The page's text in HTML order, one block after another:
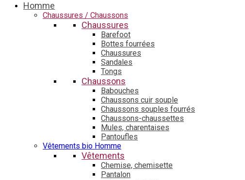
Homme
Chaussures / Chaussons
Chaussures
Barefoot
Bottes fourrées
Chaussures
Sandales
Tongs
Chaussons
Babouches
Chaussons cuir souple
Chaussons souples fourrés
Chaussons-chaussettes
Mules, charentaises
Pantoufles
Vêtements bio Homme
Vêtements
Chemise, chemisette
Pantalon